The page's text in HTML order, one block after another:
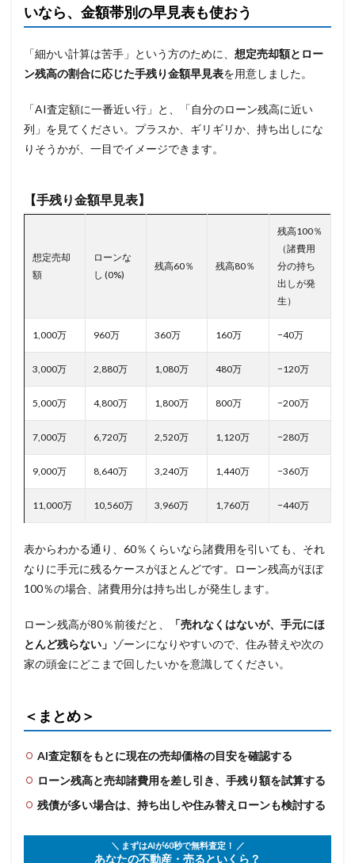
いなら、金額帯別の早見表も使おう
「細かい計算は苦手」という方のために、 想定売却額とロー
ン残高の割合に応じた手残り金額早見表を用意しました。
「AI査定額に一番近い行」と、「自分のローン残高に近い
列」を見てください。プラスか、ギリギリか、持ち出しにな
りそうかが、一目でイメージできます。
【手残り金額早見表】
想定売却
額
ローンな
し (0%)
残高60％ 残高80％
残高100％
（諸費用
分の持ち
出しが発
生）
1,000万 960万 360万 160万 −40万
3,000万 2,880万 1,080万 480万 −120万
5,000万 4,800万 1,800万 800万 −200万
7,000万 6,720万 2,520万 1,120万 −280万
9,000万 8,640万 3,240万 1,440万 −360万
11,000万 10,560万 3,960万 1,760万 −440万
表からわかる通り、60％くらいなら諸費用を引いても、それ
なりに手元に残るケースがほとんどです。ローン残高がほぼ
100％の場合、諸費用分は持ち出しが発生します。
ローン残高が80％前後だと、
「売れなくはないが、手元にほ
とんど残らない」 ゾーンになりやすいので、住み替えや次の
家の頭金にどこまで回したいかを意識してください。
＜まとめ＞
AI査定額をもとに現在の売却価格の目安を確認する
ローン残高と売却諸費用を差し引き、手残り額を試算する
残債が多い場合は、持ち出しや住み替えローンも検討する
＼ まずはAIが60秒で無料査定！ ／
あなたの不動産・売るといくら？